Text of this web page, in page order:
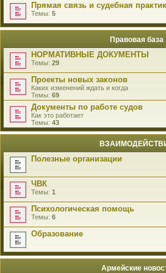
Прямая связь и судебная
Темы: 5
Правовая база
НОРМАТИВНЫЕ ДОКУМЕНТЫ
Темы: 29
Проекты новых законов
Каких изменений ждать и когда
Темы: 69
Документы по работе судов
Как это работает
Темы: 43
Полезные организации
ЧВК
Темы: 1
Психологическая помощь
Темы: 6
Образование
Армейские